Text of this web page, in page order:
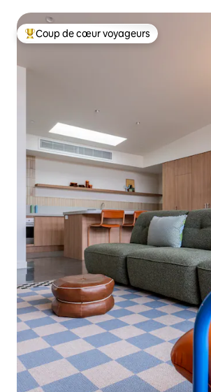
Coup de cœur voyageurs parmi les plus
Coup de cœur voyageurs